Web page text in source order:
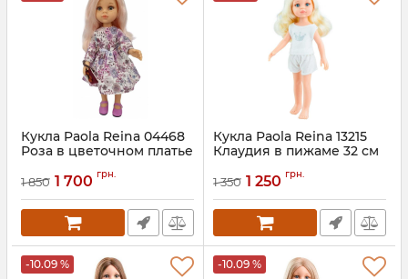
Кукла Paola Reina 04468
Роза в цветочном платье
1 850 1 700 грн.
Кукла Paola Reina 13215
Клаудия в пижаме 32 см
1 350 1 250 грн.
-10.09 % -10.09 %